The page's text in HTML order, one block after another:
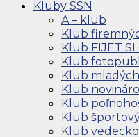
Kluby SSN
A – klub
Klub
Klub FIJET
Klub
Klub
Klub
Klub
Klub
Klub